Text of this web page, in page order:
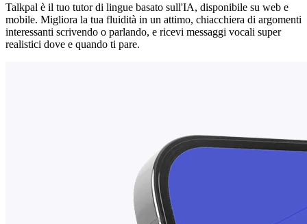
Talkpal è il tuo tutor di lingue basato sull'IA, disponibile su web e
mobile. Migliora la tua fluidità in un attimo, chiacchiera di argomenti
interessanti scrivendo o parlando, e ricevi messaggi vocali super
realistici dove e quando ti pare.